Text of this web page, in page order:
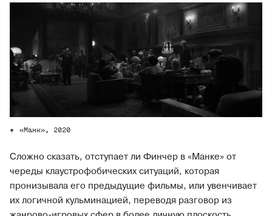
«Манк», 2020
Сложно сказать, отступает ли Финчер в «Манке» от
череды клаустрофобических ситуаций, которая
пронизывала его предыдущие фильмы, или увенчивает
их логичной кульминацией, переводя разговор из